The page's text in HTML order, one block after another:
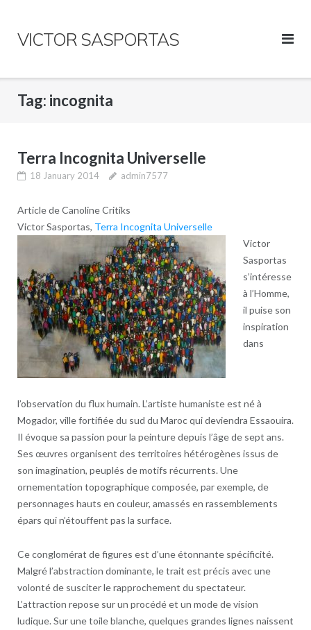
contentVICTOR SASPORTAS
Tag: incognita
Terra Incognita Universelle
18 January 2014 admin7577
Article de Canoline Critiks
Victor Sasportas, Terra Incognita Universelle
Victor
Sasportas
s’intéresse
à l’Homme,
il puise son
inspiration
dans
l’observation du flux humain. L’artiste humaniste est né à
Mogador, ville fortifiée du sud du Maroc qui deviendra Essaouira.
Il évoque sa passion pour la peinture depuis l’âge de sept ans.
Ses œuvres organisent des territoires hétérogènes issus de
son imagination, peuplés de motifs récurrents. Une
ornementation topographique composée, par exemple, de
personnages hauts en couleur, amassés en rassemblements
épars qui n’étouffent pas la surface.
Ce conglomérat de figures est d’une étonnante spécificité.
Malgré l’abstraction dominante, le trait est précis avec une
volonté de susciter le rapprochement du spectateur.
L’attraction repose sur un procédé et un mode de vision
ludique. Sur une toile blanche, quelques grandes lignes naissent